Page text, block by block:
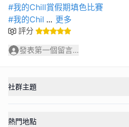
#我的Chill賞假期填色比賽
#我的Chil ... 更多
評分
發表第一個留言...
社群主題
熱門地點